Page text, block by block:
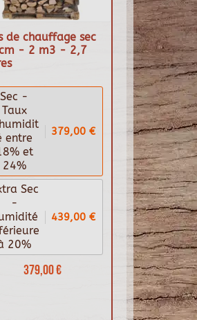
de chauffage sec
- 2 m3 - 2,7
379,00 €
Sec -
Taux
entre
et
24%
379,00 €
Sec
-
20%
439,00 €